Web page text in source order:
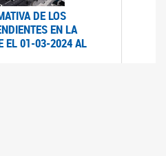
DE LOS
EN LA
EL 01-03-2024 AL